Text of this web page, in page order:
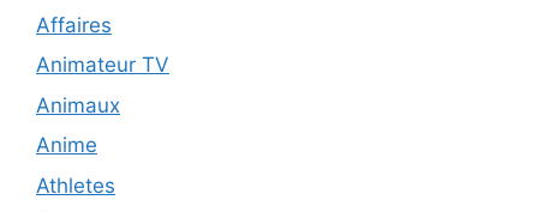
Affaires
Animateur TV
Animaux
Anime
Athletes